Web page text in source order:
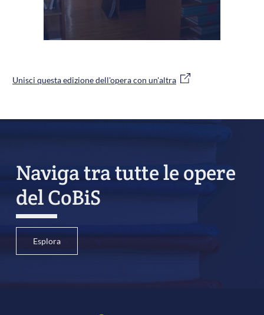
Unisci questa edizione dell'opera con un'altra
Naviga tra tutte le opere
del CoBiS
Esplora